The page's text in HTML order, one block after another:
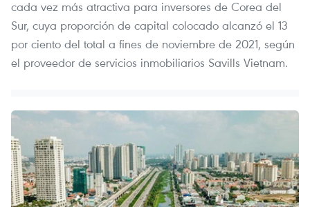
cada vez más atractiva para inversores de Corea del
Sur, cuya proporción de capital colocado alcanzó el 13
por ciento del total a fines de noviembre de 2021, según
el proveedor de servicios inmobiliarios Savills Vietnam.